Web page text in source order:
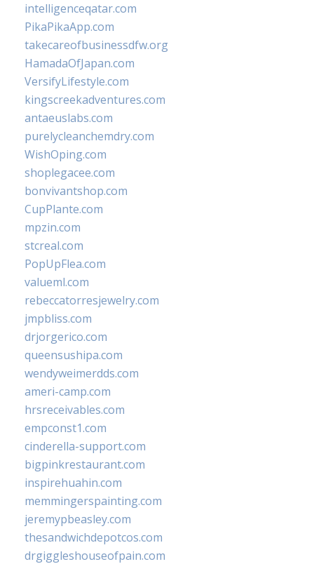
intelligenceqatar.com
PikaPikaApp.com
takecareofbusinessdfw.org
HamadaOfJapan.com
VersifyLifestyle.com
kingscreekadventures.com
antaeuslabs.com
purelycleanchemdry.com
WishOping.com
shoplegacee.com
bonvivantshop.com
CupPlante.com
mpzin.com
stcreal.com
PopUpFlea.com
valueml.com
rebeccatorresjewelry.com
jmpbliss.com
drjorgerico.com
queensushipa.com
wendyweimerdds.com
ameri-camp.com
hrsreceivables.com
empconst1.com
cinderella-support.com
bigpinkrestaurant.com
inspirehuahin.com
memmingerspainting.com
jeremypbeasley.com
thesandwichdepotcos.com
drgiggleshouseofpain.com